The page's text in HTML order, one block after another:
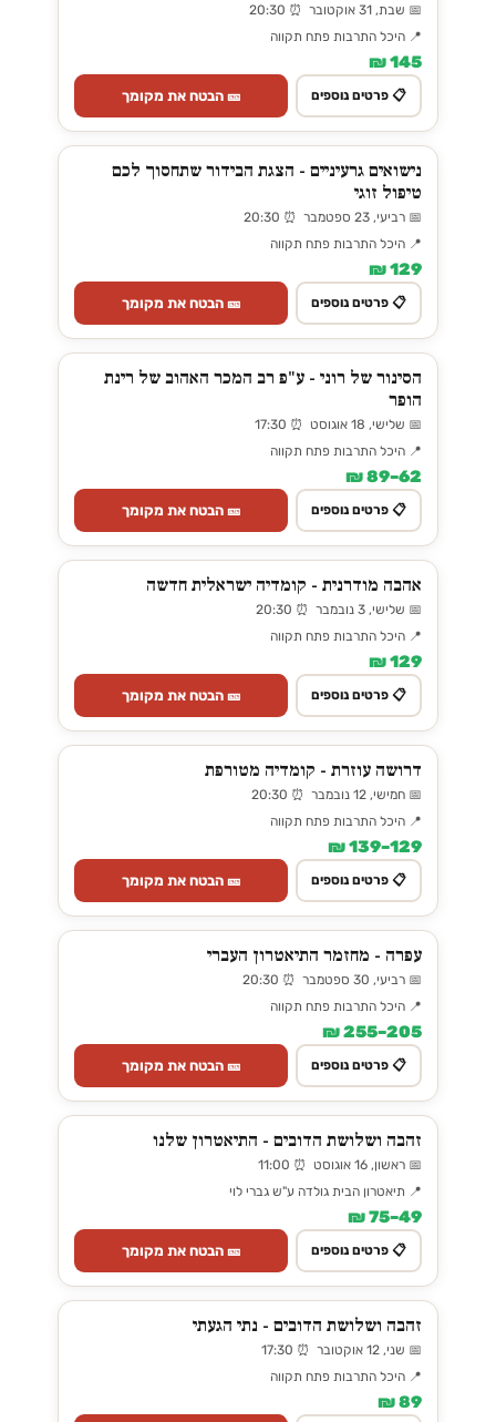
📅 שבת, 31 אוקטובר ⏰ 20:30
📍 היכל התרבות פתח תקווה
145 ₪
📋 פרטים נוספים 🎫 הבטח את מקומך
נישואים גרעיניים - הצגת הבידור שתחסוך לכם
טיפול זוגי
📅 רביעי, 23 ספטמבר ⏰ 20:30
📍 היכל התרבות פתח תקווה
129 ₪
📋 פרטים נוספים 🎫 הבטח את מקומך
הסינור של רוני - ע"פ רב המכר האהוב של רינת
הופר
📅 שלישי, 18 אוגוסט ⏰ 17:30
📍 היכל התרבות פתח תקווה
62–89 ₪
📋 פרטים נוספים 🎫 הבטח את מקומך
אהבה מודרנית - קומדיה ישראלית חדשה
📅 שלישי, 3 נובמבר ⏰ 20:30
📍 היכל התרבות פתח תקווה
129 ₪
📋 פרטים נוספים 🎫 הבטח את מקומך
דרושה עוזרת - קומדיה מטורפת
📅 חמישי, 12 נובמבר ⏰ 20:30
📍 היכל התרבות פתח תקווה
129–139 ₪
📋 פרטים נוספים 🎫 הבטח את מקומך
עפרה - מחזמר התיאטרון העברי
📅 רביעי, 30 ספטמבר ⏰ 20:30
📍 היכל התרבות פתח תקווה
205–255 ₪
📋 פרטים נוספים 🎫 הבטח את מקומך
זהבה ושלושת הדובים - התיאטרון שלנו
📅 ראשון, 16 אוגוסט ⏰ 11:00
📍 תיאטרון הבית גולדה ע"ש גברי לוי
49–75 ₪
📋 פרטים נוספים 🎫 הבטח את מקומך
זהבה ושלושת הדובים - נתי הגעתי
📅 שני, 12 אוקטובר ⏰ 17:30
📍 היכל התרבות פתח תקווה
89 ₪